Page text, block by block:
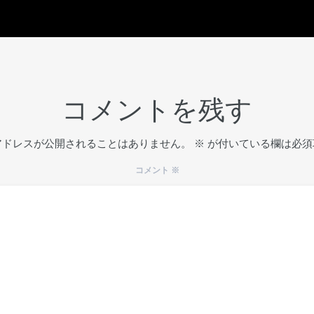
コメントを残す
レスが公開されることはありません。 ※ が付いている欄は必
コメント ※